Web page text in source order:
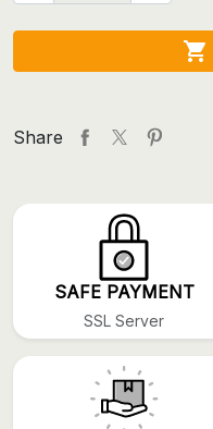

Share
SAFE PAYMENT
SSL Server